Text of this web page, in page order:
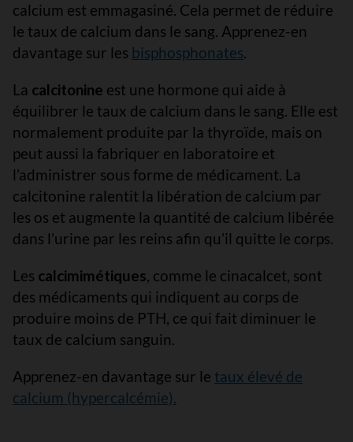
calcium est emmagasiné. Cela permet de réduire
le taux de calcium dans le sang. Apprenez-en
davantage sur les bisphosphonates.
La calcitonine est une hormone qui aide à
équilibrer le taux de calcium dans le sang. Elle est
normalement produite par la thyroïde, mais on
peut aussi la fabriquer en laboratoire et
l’administrer sous forme de médicament. La
calcitonine ralentit la libération de calcium par
les os et augmente la quantité de calcium libérée
dans l’urine par les reins afin qu’il quitte le corps.
Les calcimimétiques, comme le cinacalcet, sont
des médicaments qui indiquent au corps de
produire moins de PTH, ce qui fait diminuer le
taux de calcium sanguin.
Apprenez-en davantage sur le taux élevé de
calcium (hypercalcémie).